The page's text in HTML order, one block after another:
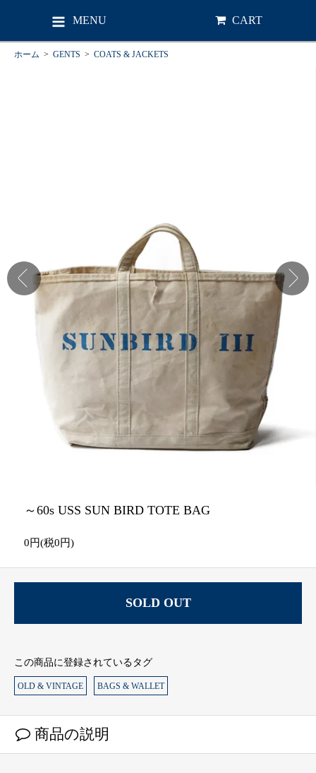
MENU CART
ホーム > GENTS > COATS & JACKETS
～60s USS SUN BIRD TOTE BAG
0円(税0円)
SOLD OUT
この商品に登録されているタグ
OLD & VINTAGE BAGS & WALLET
商品の説明